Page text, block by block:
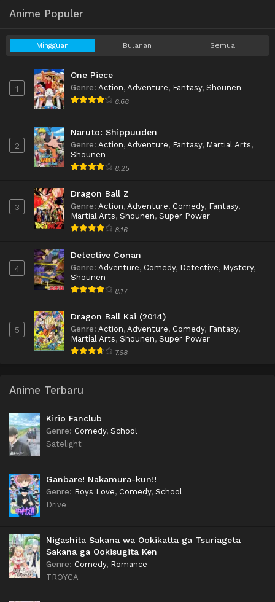
Anime Populer
Mingguan Bulanan Semua
1
One Piece
Genre: Action, Adventure, Fantasy, Shounen
8.68
2
Naruto: Shippuuden
Genre: Action, Adventure, Fantasy, Martial Arts,
Shounen
8.25
3
Dragon Ball Z
Genre: Action, Adventure, Comedy, Fantasy,
Martial Arts, Shounen, Super Power
8.16
4
Detective Conan
Genre: Adventure, Comedy, Detective, Mystery,
Shounen
8.17
5
Dragon Ball Kai (2014)
Genre: Action, Adventure, Comedy, Fantasy,
Martial Arts, Shounen, Super Power
7.68
Anime Terbaru
Kirio Fanclub
Genre: Comedy, School
Satelight
Ganbare! Nakamura-kun!!
Genre: Boys Love, Comedy, School
Drive
Nigashita Sakana wa Ookikatta ga Tsuriageta
Sakana ga Ookisugita Ken
Genre: Comedy, Romance
TROYCA